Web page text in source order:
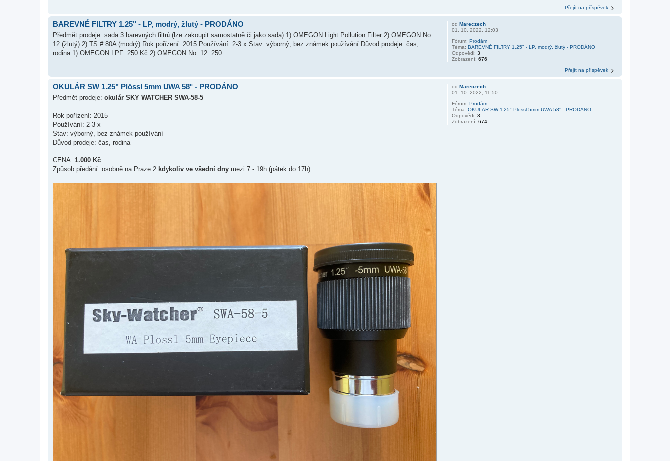
Přejít na příspěvek
odMareczech
01. 10. 2022, 12:03
Fórum:Prodám
Téma:BAREVNÉ FILTRY 1.25" - LP, modrý, žlutý - PRODÁNO
Odpovědi:3
Zobrazení:676
BAREVNÉ FILTRY 1.25" - LP, modrý, žlutý - PRODÁNO
Předmět prodeje: sada 3 barevných filtrů (lze zakoupit samostatně či jako sada) 1) OMEGON Light Pollution Filter 2) OMEGON No.
12 (žlutý) 2) TS # 80A (modrý) Rok pořízení: 2015 Používání: 2-3 x Stav: výborný, bez známek používání Důvod prodeje: čas,
rodina 1) OMEGON LPF: 250 Kč 2) OMEGON No. 12: 250...
Přejít na příspěvek
odMareczech
01. 10. 2022, 11:50
Fórum:Prodám
Téma:OKULÁR SW 1.25" Plössl 5mm UWA 58° - PRODÁNO
Odpovědi:3
Zobrazení:674
OKULÁR SW 1.25" Plössl 5mm UWA 58° - PRODÁNO
Předmět prodeje: okulár SKY WATCHER SWA-58-5
Rok pořízení: 2015
Používání: 2-3 x
Stav: výborný, bez známek používání
Důvod prodeje: čas, rodina
CENA: 1.000 Kč
Způsob předání: osobně na Praze 2 kdykoliv ve všední dny mezi 7 - 19h (pátek do 17h)